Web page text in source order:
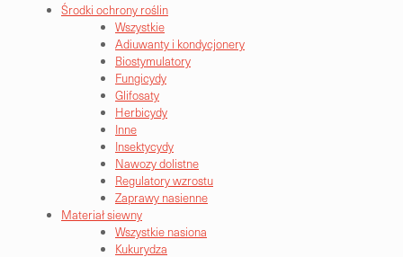
Środki ochrony roślin
Wszystkie
Adiuwanty i kondycjonery
Biostymulatory
Fungicydy
Glifosaty
Herbicydy
Inne
Insektycydy
Nawozy dolistne
Regulatory wzrostu
Zaprawy nasienne
Materiał siewny
Wszystkie nasiona
Kukurydza